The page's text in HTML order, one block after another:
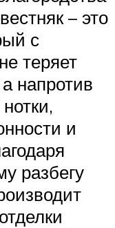
– это
с
теряет
напротив
и
разбегу